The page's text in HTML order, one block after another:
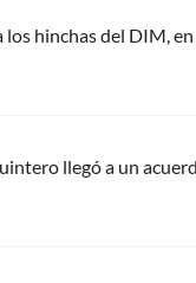
los hinchas del DIM,
llegó a un